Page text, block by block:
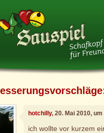
hotchilly, 20. Mai 2010, um
ich wollte vor kurzem